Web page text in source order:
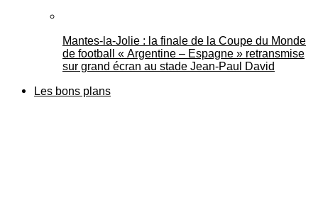
Mantes-la-Jolie : la finale de la Coupe du Monde
de football « Argentine – Espagne » retransmise
sur grand écran au stade Jean-Paul David
Les bons plans